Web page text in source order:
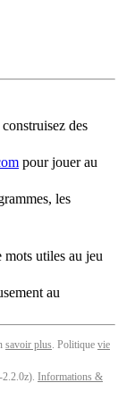
des
pour jouer au
les
mots utiles au jeu
au
savoir plus. Politique vie
2.2.0z). Informations &